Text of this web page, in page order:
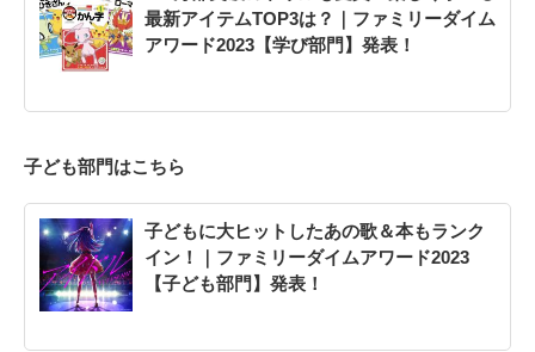
最新アイテムTOP3は？｜ファミリーダイム
アワード2023【学び部門】発表！
子ども部門はこちら
子どもに大ヒットしたあの歌＆本もランク
イン！｜ファミリーダイムアワード2023
【子ども部門】発表！